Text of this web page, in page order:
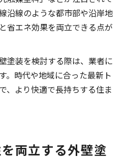
沿線のような都市部や沿岸地
省エネ効果を両立できる点が
塗装を検討する際は、業者に
。時代や地域に合った最新ト
、より快適で長持ちする住ま
両立する外壁塗